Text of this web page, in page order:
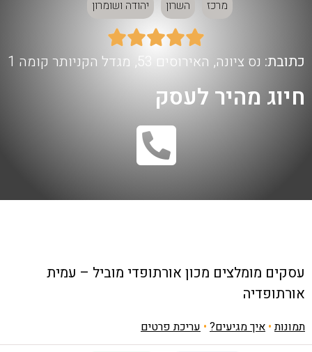
מרכז השרון יהודה ושומרון





כתובת: נס ציונה, האירוסים 53, מגדל הקניותר קומה 1
חיוג מהיר לעסק
עסקים מומלצים מכון אורתופדי מוביל – עמית
אורתופדיה
תמונות• איך מגיעים? • עריכת פרטים